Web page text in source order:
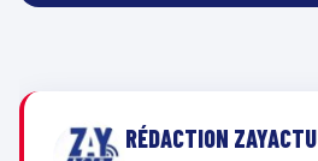
RÉDACTION ZAYACTU